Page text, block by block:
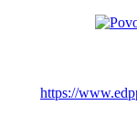
https://